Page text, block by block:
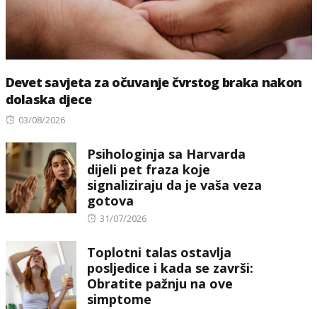
Devet savjeta za očuvanje čvrstog braka nakon
dolaska djece
Posted
03/08/2026
Psihologinja sa Harvarda
dijeli pet fraza koje
signaliziraju da je vaša veza
gotova
Posted
31/07/2026
Toplotni talas ostavlja
posljedice i kada se završi:
Obratite pažnju na ove
simptome